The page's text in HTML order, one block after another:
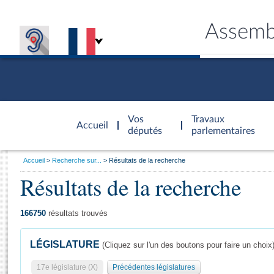
Accueil
d'accueil
Vos
députés
Travaux
parlementaires
Général
Vous
Accueil Recherche sur... Résultats de la recherche
Résultats de la recherche
166750 résultats trouvés
LÉGISLATURE (Cliquez sur l'un des boutons pour faire un choix)
17e législature (X) Précédentes législatures